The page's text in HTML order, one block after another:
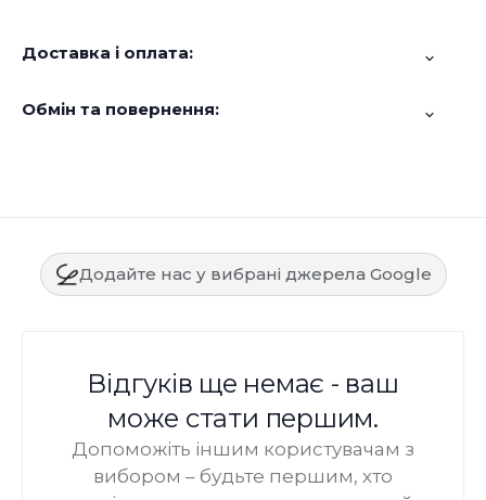
Доставка і оплата:
Обмін та повернення:
Додайте нас у вибрані джерела Google
Відгуків ще немає - ваш
може стати першим.
Допоможіть іншим користувачам з
вибором – будьте першим, хто